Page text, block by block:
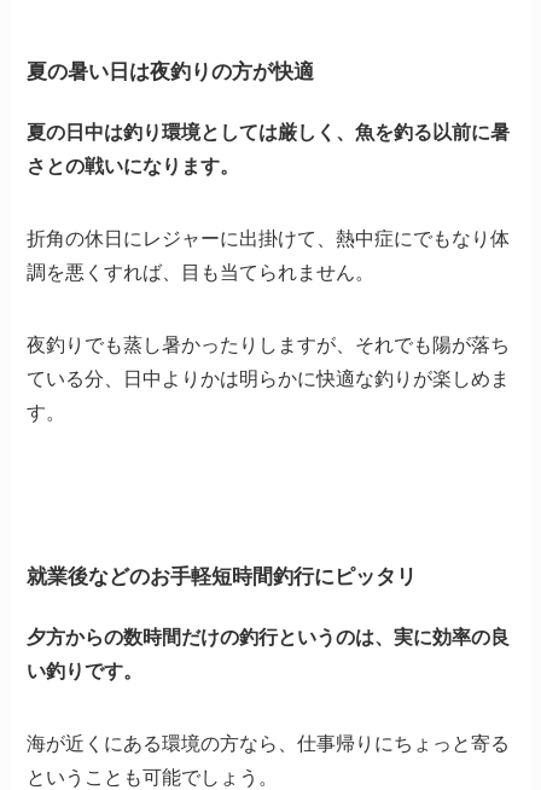
夏の暑い日は夜釣りの方が快適
夏の日中は釣り環境としては厳しく、魚を釣る以前に暑
さとの戦いになります。
折角の休日にレジャーに出掛けて、熱中症にでもなり体
調を悪くすれば、目も当てられません。
夜釣りでも蒸し暑かったりしますが、それでも陽が落ち
ている分、日中よりかは明らかに快適な釣りが楽しめま
す。
就業後などのお手軽短時間釣行にピッタリ
夕方からの数時間だけの釣行というのは、実に効率の良
い釣りです。
海が近くにある環境の方なら、仕事帰りにちょっと寄る
ということも可能でしょう。